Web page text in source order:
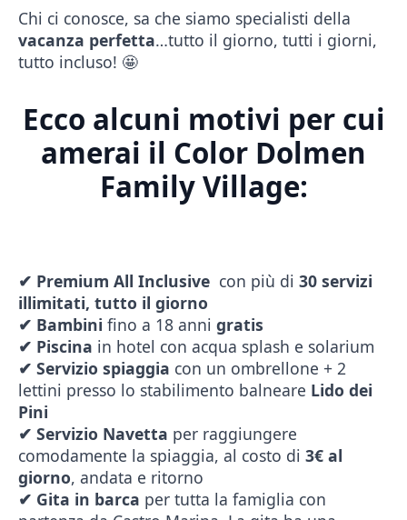
Chi ci conosce, sa che siamo specialisti della
vacanza perfetta…tutto il giorno, tutti i giorni,
tutto incluso! 🤩
Ecco alcuni motivi per cui
amerai il Color Dolmen
Family Village:
✔ Premium All Inclusive con più di 30 servizi
illimitati, tutto il giorno
✔ Bambini fino a 18 anni gratis
✔ Piscina in hotel con acqua splash e solarium
✔ Servizio spiaggia con un ombrellone + 2
lettini presso lo stabilimento balneare Lido dei
Pini
✔ Servizio Navetta per raggiungere
comodamente la spiaggia, al costo di 3€ al
giorno, andata e ritorno
✔ Gita in barca per tutta la famiglia con